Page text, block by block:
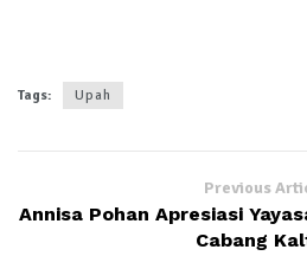
Tags: Upah
Previous
Annisa Pohan Apresiasi
Cabang